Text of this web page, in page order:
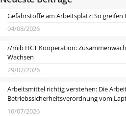
Gefahrstoffe am Arbeitsplatz: So
04/08/2026
//mib HCT Kooperation:
Wachsen
29/07/2026
Arbeitsmittel richtig verstehen: Die
Betriebssicherheitsverordnung vom
16/07/2026